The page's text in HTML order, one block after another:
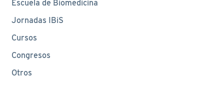
Escuela de Biomedicina
Jornadas IBiS
Cursos
Congresos
Otros